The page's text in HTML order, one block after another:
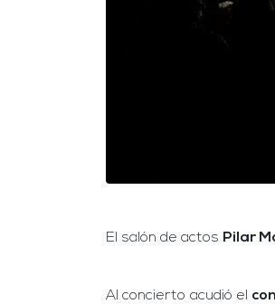
El salón de actos Pilar
Al concierto acudió el